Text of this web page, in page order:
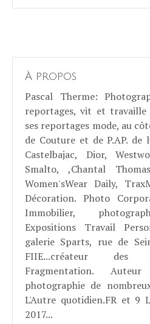
À propos
Pascal Therme:
reportages, vit et travaille
ses reportages mode, au
de Couture et de P.AP. de
Castelbajac, Dior,
Smalto, ,Chantal
Women'sWear Daily,
Décoration. Photo
Immobilier,
Expositions Travail
galerie Sparts, rue de
FIIE...créateur des
Fragmentation.
photographie de
L'Autre quotidien.FR et 9
2017...